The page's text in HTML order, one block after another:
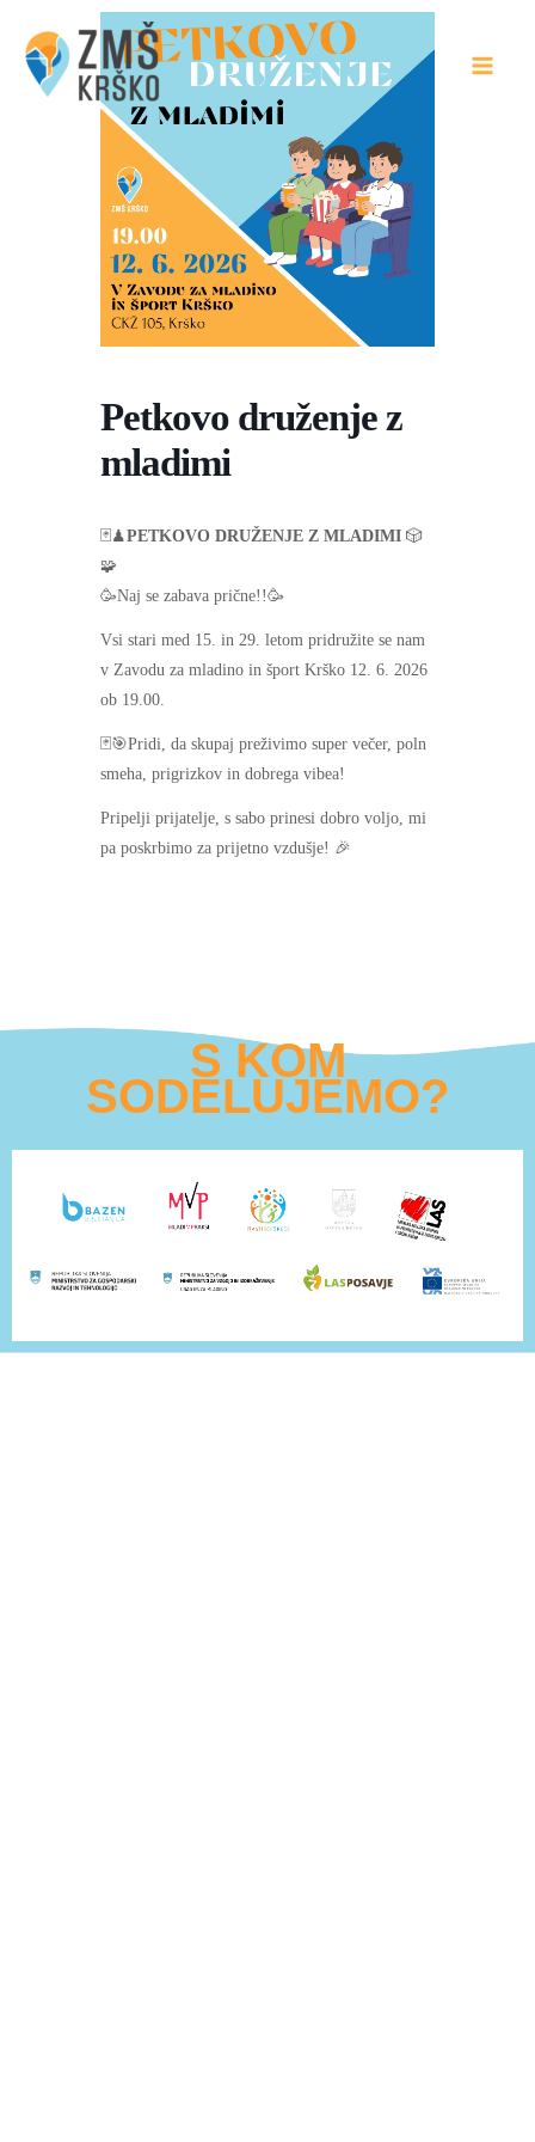
content
Petkovo druženje z
mladimi
🃏♟PETKOVO DRUŽENJE Z MLADIMI 🎲
🧩
🥳Naj se zabava prične!!🥳
Vsi stari med 15. in 29. letom pridružite se nam
v Zavodu za mladino in šport Krško 12. 6. 2026
ob 19.00.
🃏🎯Pridi, da skupaj preživimo super večer, poln
smeha, prigrizkov in dobrega vibea!
Pripelji prijatelje, s sabo prinesi dobro voljo, mi
pa poskrbimo za prijetno vzdušje! 🎉
S KOM
SODELUJEMO?